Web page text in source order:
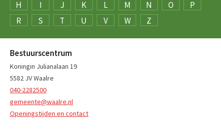
H
I J K L M N O
P
R
S T U V W Z
Bestuurscentrum
Koningin Julianalaan 19
5582 JV Waalre
040-2282500
gemeente@waalre.nl
Openingstijden en contact